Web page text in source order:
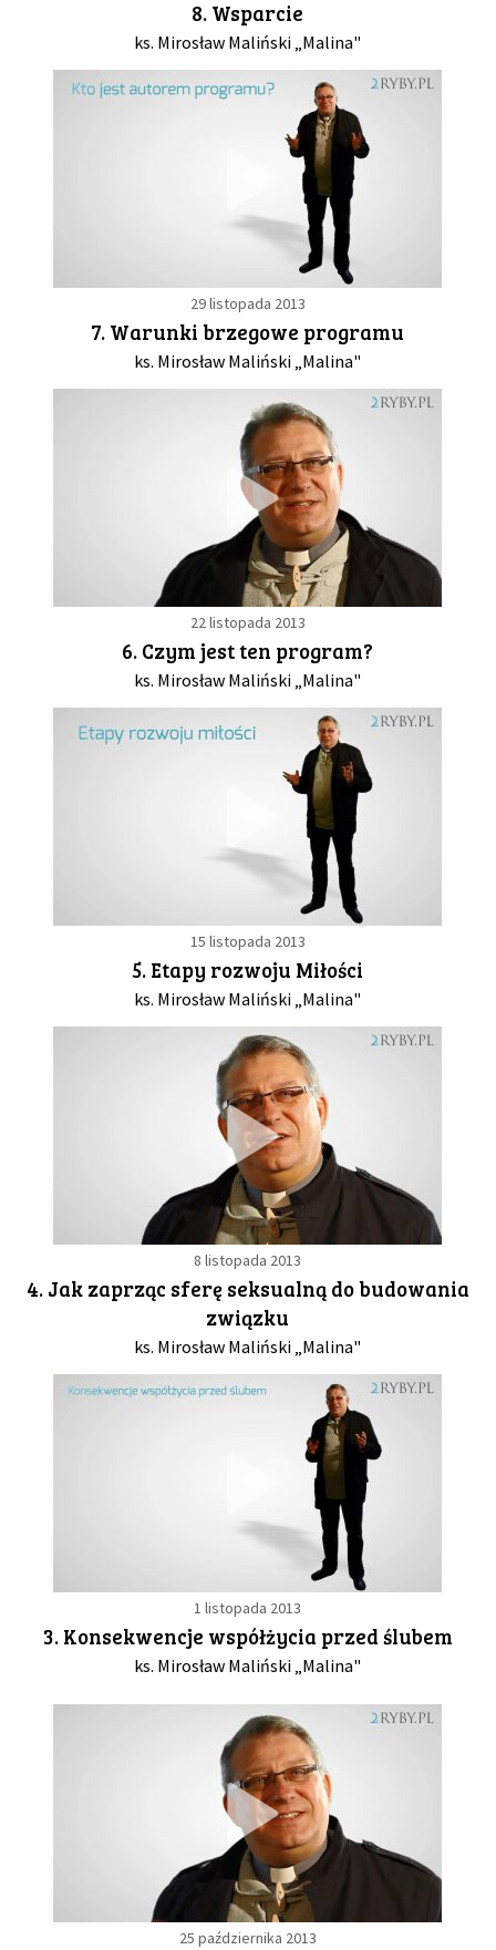
WESPRZYJ NAS
NEWSLETTER
DLA MEDIÓW
KONTAKT
8. Wsparcie
ks. Mirosław Maliński „Malina"
29 listopada 2013
7. Warunki brzegowe programu
ks. Mirosław Maliński „Malina"
22 listopada 2013
6. Czym jest ten program?
ks. Mirosław Maliński „Malina"
15 listopada 2013
5. Etapy rozwoju Miłości
ks. Mirosław Maliński „Malina"
8 listopada 2013
4. Jak zaprząc sferę seksualną do budowania
związku
ks. Mirosław Maliński „Malina"
1 listopada 2013
3. Konsekwencje współżycia przed ślubem
ks. Mirosław Maliński „Malina"
25 października 2013